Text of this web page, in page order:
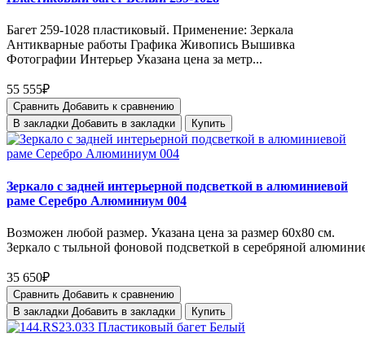
Багет 259-1028 пластиковый. Применение: Зеркала
Антикварные работы Графика Живопись Вышивка
Фотографии Интерьер Указана цена за метр...
55 555₽
Сравнить Добавить к сравнению
В закладки Добавить в закладки Купить
Зеркало с задней интерьерной подсветкой в алюминиевой
раме Серебро Алюминиум 004
Возможен любой размер. Указана цена за размер 60х80 см.
Зеркало с тыльной фоновой подсветкой в серебряной
35 650₽
Сравнить Добавить к сравнению
В закладки Добавить в закладки Купить